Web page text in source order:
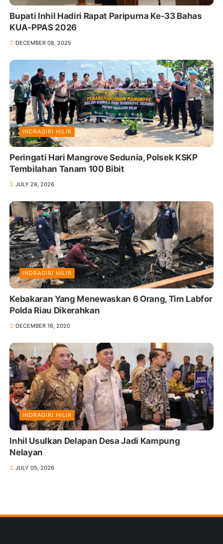
Bupati Inhil Hadiri Rapat Paripurna Ke-33 Bahas
KUA-PPAS 2026
DECEMBER 08, 2025
INDRAGIRI HILIR
Peringati Hari Mangrove Sedunia, Polsek KSKP
Tembilahan Tanam 100 Bibit
JULY 28, 2026
INDRAGIRI HILIR
Kebakaran Yang Menewaskan 6 Orang, Tim Labfor
Polda Riau Dikerahkan
DECEMBER 16, 2020
INDRAGIRI HILIR
Inhil Usulkan Delapan Desa Jadi Kampung
Nelayan
JULY 05, 2026